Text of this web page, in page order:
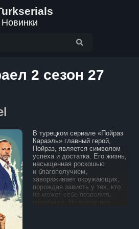
Новинки
2 сезон 27
В турецком сериале «Пойраз
Караэль» главный герой,
Пойраз, является символом
успеха и достатка. Его жизнь,
насыщенная роскошью
и благополучием,
завораживает окружающих,
порождая зависть у тех, кто
не может себе позволить